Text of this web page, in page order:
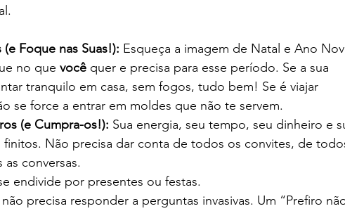
Foque nas Suas!): Esqueça a imagem de Natal e Ano
no que você quer e precisa para esse período. Se a sua
tranquilo em casa, sem fogos, tudo bem! Se é viajar
se force a entrar em moldes que não te servem.
(e Cumpra-os!): Sua energia, seu tempo, seu dinheiro e
finitos. Não precisa dar conta de todos os convites, de
conversas.
endivide por presentes ou festas.
precisa responder a perguntas invasivas. Um “Prefiro